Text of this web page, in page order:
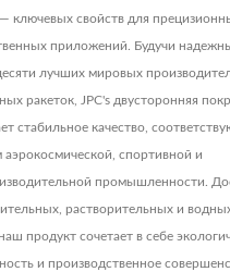
ключевых свойств для
приложений. Будучи
лучших мировых
ракеток, JPC's двусторонняя
стабильное качество,
аэрокосмической, спортивной и
промышленности.
растворительных и
продукт сочетает в себе
и производственное